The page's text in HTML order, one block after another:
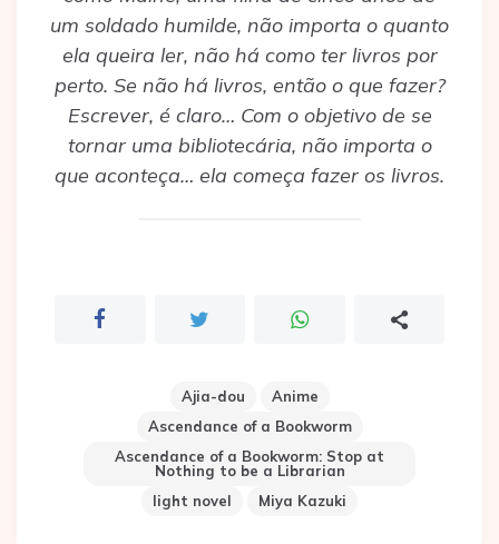
um soldado humilde, não importa o quanto
ela queira ler, não há como ter livros por
perto. Se não há livros, então o que fazer?
Escrever, é claro… Com o objetivo de se
tornar uma bibliotecária, não importa o
que aconteça… ela começa fazer os livros.
Ajia-dou
Anime
Ascendance of a Bookworm
Ascendance of a Bookworm: Stop at
Nothing to be a Librarian
light novel
Miya Kazuki